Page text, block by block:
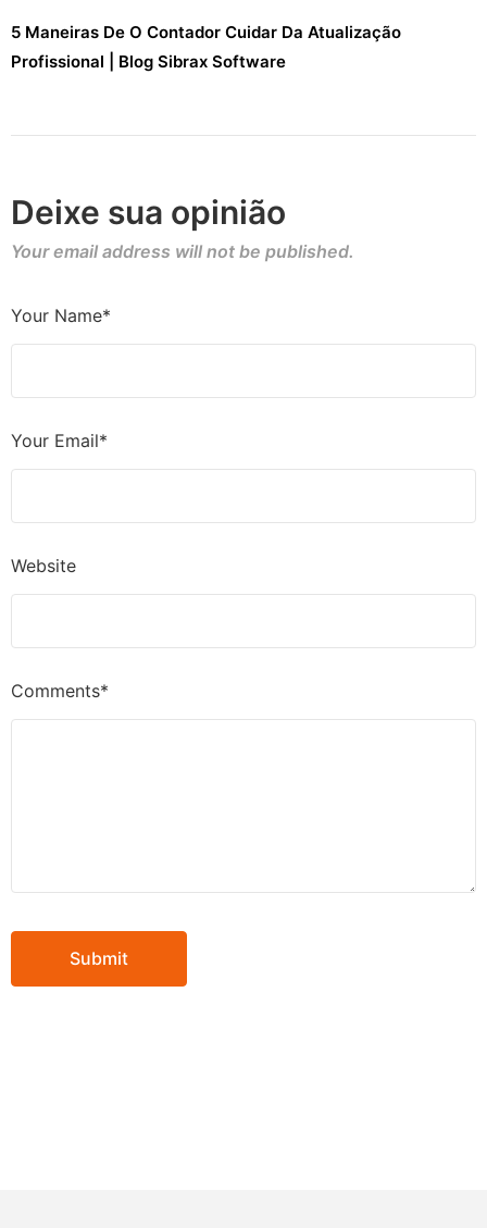
5 Maneiras De O Contador Cuidar Da Atualização
Profissional | Blog Sibrax Software
Deixe sua opinião
Your email address will not be published.
Comments*
Your Name*
Your Email*
Website